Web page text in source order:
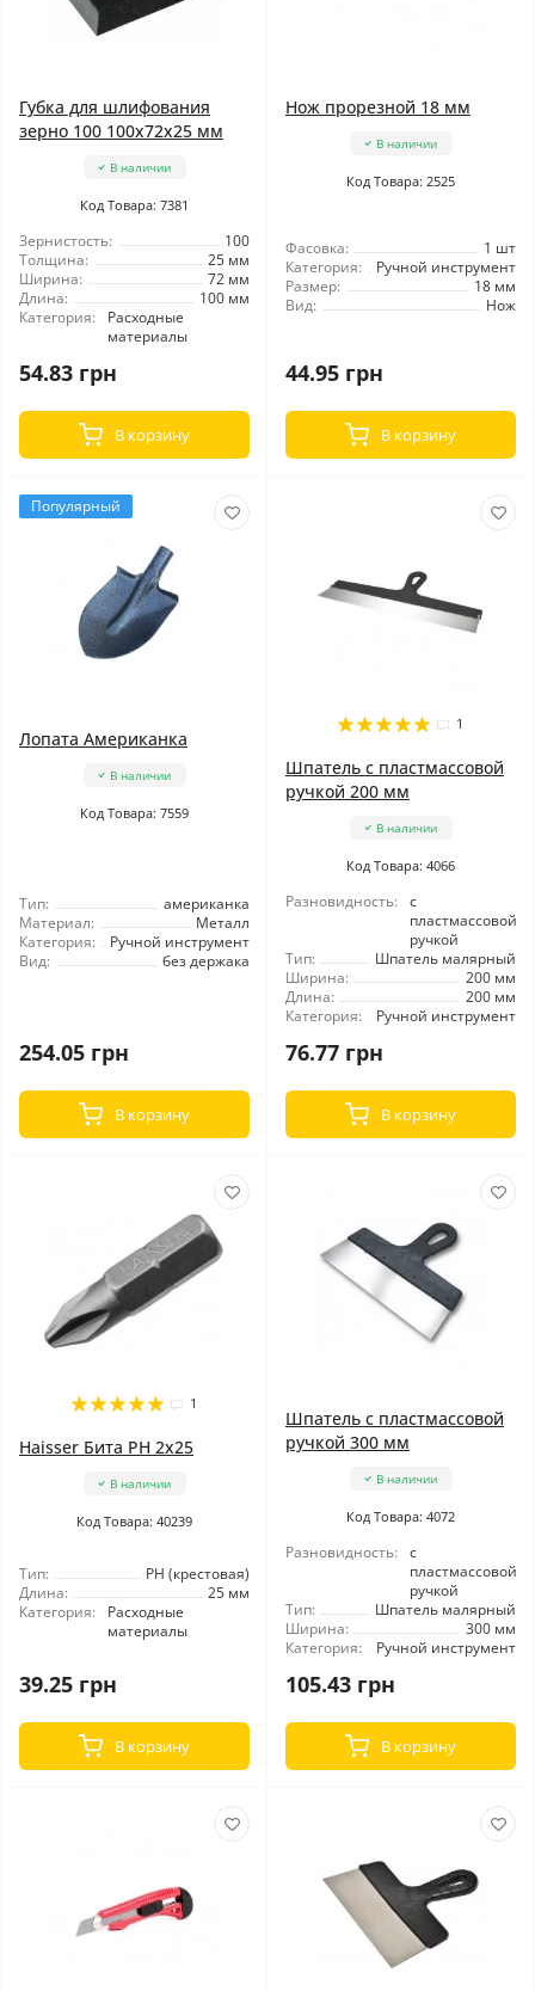
Губка для шлифования
зерно 100 100x72x25 мм
В наличии
Код Товара: 7381
Зернистость:
100
Толщина:
25 мм
Ширина:
72 мм
Длина:
100 мм
Категория:
Расходные
материалы
54.83 грн
В корзину
Нож прорезной 18 мм
В наличии
Код Товара: 2525
Фасовка:
1 шт
Категория:
Ручной инструмент
Размер:
18 мм
Вид:
Нож
44.95 грн
В корзину
Популярный
Лопата Американка
В наличии
Код Товара: 7559
Тип:
американка
Материал:
Металл
Категория:
Ручной инструмент
Вид:
без держака
254.05 грн
В корзину
1
Шпатель с пластмассовой
ручкой 200 мм
В наличии
Код Товара: 4066
Разновидность:
с
пластмассовой
ручкой
Тип:
Шпатель малярный
Ширина:
200 мм
Длина:
200 мм
Категория:
Ручной инструмент
76.77 грн
В корзину
1
Haisser Бита PH 2x25
В наличии
Код Товара: 40239
Тип:
РН (крестовая)
Длина:
25 мм
Категория:
Расходные
материалы
39.25 грн
В корзину
Шпатель с пластмассовой
ручкой 300 мм
В наличии
Код Товара: 4072
Разновидность:
с
пластмассовой
ручкой
Тип:
Шпатель малярный
Ширина:
300 мм
Категория:
Ручной инструмент
105.43 грн
В корзину